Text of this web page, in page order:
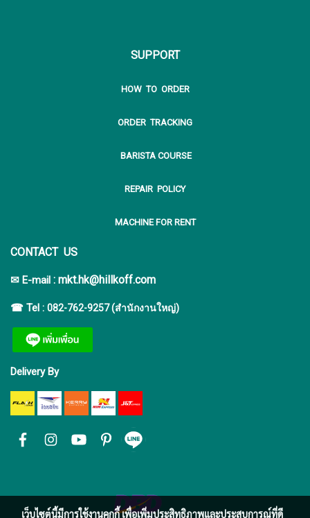
SUPPORT
HOW TO ORDER
ORDER TRACKING
BARISTA COURSE
REPAIR POLICY
MACHINE FOR RENT
CONTACT US
✉ E-mail : mkt.hk@hillkoff.com
☎ Tel : 082-762-9257 (สำนักงานใหญ่)
Delivery By
เว็บไซต์นี้มีการใช้งานคุกกี้ เพื่อเพิ่มประสิทธิภาพและประสบการณ์ที่ดี